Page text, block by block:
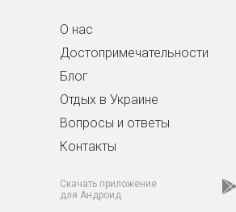
О нас
Достопримечательности
Блог
Отдых в Украине
Вопросы и ответы
Контакты
Скачать приложение
для Андроид